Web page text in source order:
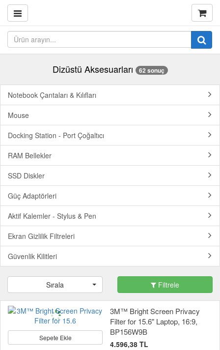
Dizüstü Aksesuarları 62 sonuç
Notebook Çantaları & Kılıfları
Mouse
Docking Station - Port Çoğaltıcı
RAM Bellekler
SSD Diskler
Güç Adaptörleri
Aktif Kalemler - Stylus & Pen
Ekran Gizlilik Filtreleri
Güvenlik Kilitleri
Sırala Filtrele
Sepete Ekle
3M™ Bright Screen Privacy
Filter for 15.6" Laptop, 16:9,
BP156W9B
4.596,38 TL